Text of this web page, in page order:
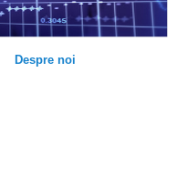
Despre noi